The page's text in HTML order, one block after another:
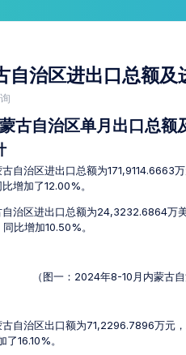
自治区进出口总额及
古自治区单月出口总额
自治区进出口总额为171,9114.6663
增加了12.00%。
治区进出口总额为24,3232.6864万
比增加10.50%。
（图一：2024年8-10月内蒙古
自治区出口额为71,2296.7896万元
16.10%。